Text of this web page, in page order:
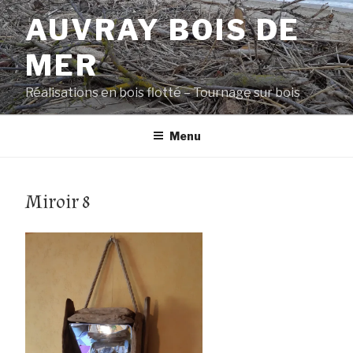
Aller
au
contenu
principal
AUVRAY BOIS DE
MER
Réalisations en bois flotté – Tournage sur bois
Menu
Miroir 8